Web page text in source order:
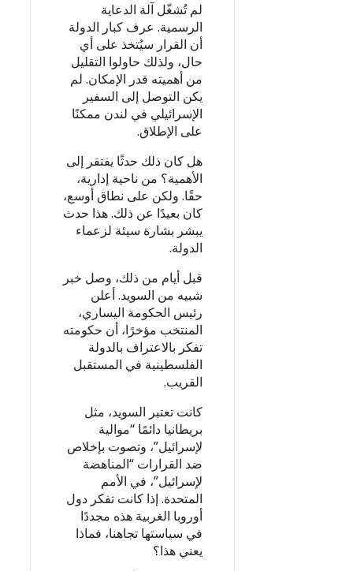
لم تُشغّل آلة الدعاية
الرسمية. عرف كبار الدولة
أن القرار سيُتخذ على أي
حال، ولذلك حاولوا التقليل
من أهميته قدر الإمكان. لم
يكن التوصل إلى السفير
الإسرائيلي في لندن ممكنًا
على الإطلاق.
هل كان ذلك حدثًا يفتقر إلى
الأهمية؟ من ناحية إدارية،
حقًا. ولكن على نطاق أوسع،
كان بعيدًا عن ذلك. هذا حدث
يبشر بشارة سيئة لزعماء
الدولة.
قبل أيام من ذلك، وصل خبر
شبيه من السويد. أعلن
رئيس الحكومة اليساري،
المنتخب مؤخرًا، أن حكومته
تفكر بالاعتراف بالدولة
الفلسطينية في المستقبل
القريب.
كانت تعتبر السويد، مثل
بريطانيا دائمًا “موالية
لإسرائيل”، وتصوت بإخلاص
ضد القرارات “المناهضة
لإسرائيل”، في الأمم
المتحدة. إذا كانت تفكر دول
أوروبا الغربية هذه مجددًا
في سياستها تجاهنا، فماذا
يعني هذا؟